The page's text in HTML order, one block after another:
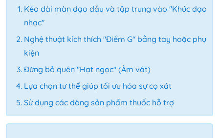
Kéo dài màn dạo đầu và tập trung vào "Khúc dạo
nhạc"
Nghệ thuật kích thích "Điểm G" bằng tay hoặc phụ
kiện
Đừng bỏ quên "Hạt ngọc" (Âm vật)
Lựa chọn tư thế giúp tối ưu hóa sự cọ xát
Sử dụng các dòng sản phẩm thuốc hỗ trợ